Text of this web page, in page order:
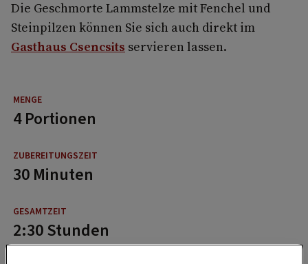
Die Geschmorte Lammstelze mit Fenchel und
Steinpilzen können Sie sich auch direkt im
Gasthaus Csencsits servieren lassen.
4 Portionen
30 Minuten
2:30 Stunden